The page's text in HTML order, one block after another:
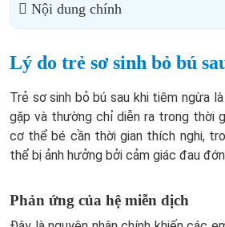
Nội dung chính
Lý do trẻ sơ sinh bỏ bú
Trẻ sơ sinh bỏ bú sau khi tiêm ngừa
gặp và thường chỉ diễn ra trong thời
cơ thể bé cần thời gian thích nghi,
thể bị ảnh hưởng bởi cảm giác đau
Phản ứng của hệ miễn dịch